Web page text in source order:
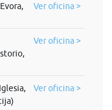
Ver oficina >
Ver oficina >
Ver oficina >